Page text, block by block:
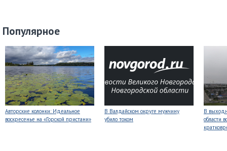
Популярное
Авторские колонки: Идеальное
воскресенье на «Горской пристани»
В Валдайском округе мужчину
убило током
В
области